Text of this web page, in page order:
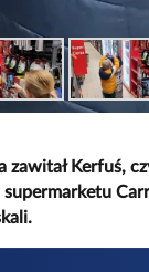
Kerfuś,